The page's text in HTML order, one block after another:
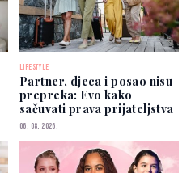
LIFESTYLE
Partner, djeca i posao nisu
prepreka: Evo kako
sačuvati prava prijateljstva
06. 08. 2026.